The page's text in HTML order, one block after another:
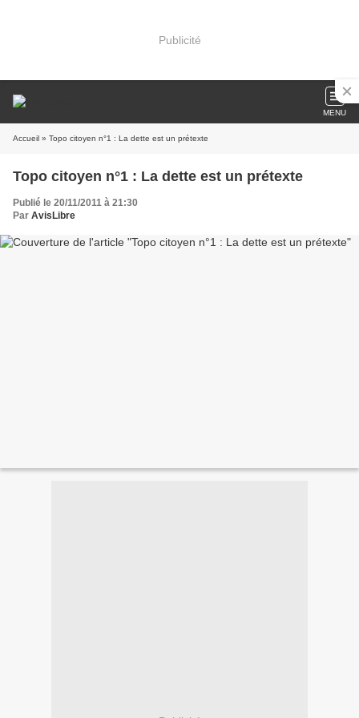
Publicité
MENU
Accueil » Topo citoyen n°1 : La dette est un prétexte
Topo citoyen n°1 : La dette est un prétexte
Publié le 20/11/2011 à 21:30
Par AvisLibre